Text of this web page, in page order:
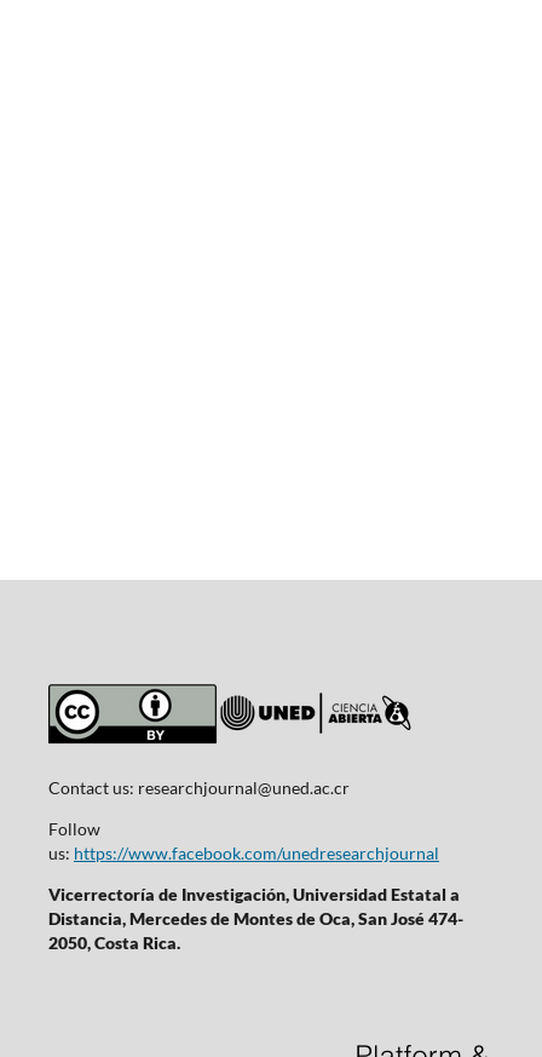
Contact us: researchjournal@uned.ac.cr
Follow
us: https://www.facebook.com/unedresearchjournal
Vicerrectoría de Investigación, Universidad Estatal a
Distancia, Mercedes de Montes de Oca, San José 474-
2050, Costa Rica.